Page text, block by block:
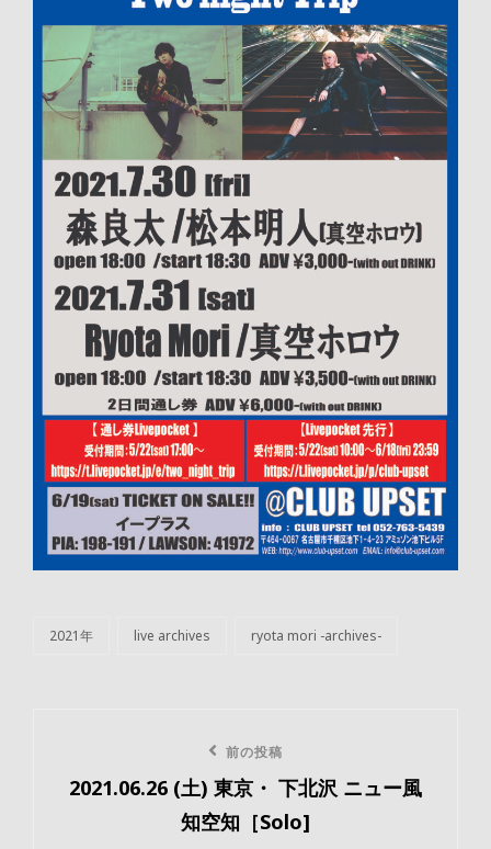
2021年 live archives ryota mori -archives-
の
前の投稿
2021.06.26 (土) 東京・ 下北沢 ニュー風
知空知［Solo]